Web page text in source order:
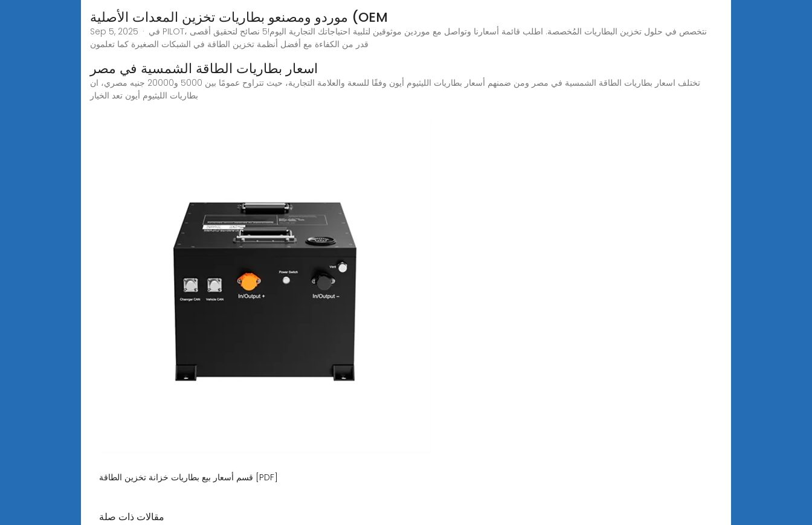
موردو ومصنعو بطاريات تخزين المعدات الأصلية (OEM
Sep 5, 2025 · في PILOT، نتخصص في حلول تخزين البطاريات المُخصصة. اطلب قائمة أسعارنا وتواصل مع موردين موثوقين لتلبية احتياجاتك التجارية اليوم!5 نصائح لتحقيق أقصى
قدر من الكفاءة مع أفضل أنظمة تخزين الطاقة في الشبكات الصغيرة كما تعلمون
اسعار بطاريات الطاقة الشمسية في مصر
تختلف اسعار بطاريات الطاقة الشمسية في مصر ومن ضمنهم أسعار بطاريات الليثيوم أيون وفقًا للسعة والعلامة التجارية، حيث تتراوح عمومًا بين 5000 و20000 جنيه مصري، ان
بطاريات الليثيوم أيون تعد الخيار
قسم أسعار بيع بطاريات خزانة تخزين الطاقة [PDF]
مقالات ذات صلة